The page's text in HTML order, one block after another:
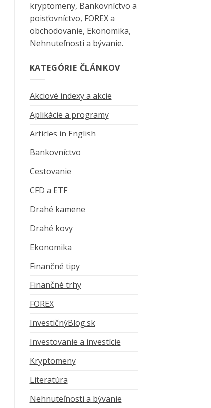
kryptomeny, Bankovníctvo a
poisťovníctvo, FOREX a
obchodovanie, Ekonomika,
Nehnuteľnosti a bývanie.
KATEGÓRIE ČLÁNKOV
Akciové indexy a akcie
Aplikácie a programy
Articles in English
Bankovníctvo
Cestovanie
CFD a ETF
Drahé kamene
Drahé kovy
Ekonomika
Finančné tipy
Finančné trhy
FOREX
InvestičnýBlog.sk
Investovanie a investície
Kryptomeny
Literatúra
Nehnuteľnosti a bývanie